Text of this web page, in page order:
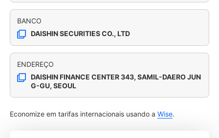
BANCO
DAISHIN SECURITIES CO., LTD
ENDEREÇO
DAISHIN FINANCE CENTER 343, SAMIL-DAERO JUN
G-GU, SEOUL
Economize em tarifas internacionais usando a Wise.